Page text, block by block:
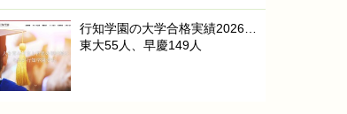
行知学園の大学合格実績2026…
東大55人、早慶149人